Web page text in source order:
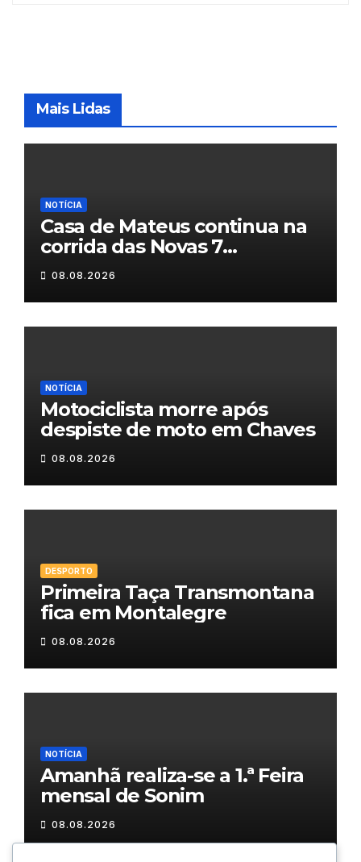
Mais Lidas
NOTÍCIA
Casa de Mateus continua na
corrida das Novas 7
Maravilhas de Portugal
08.08.2026
NOTÍCIA
Motociclista morre após
despiste de moto em Chaves
08.08.2026
DESPORTO
Primeira Taça Transmontana
fica em Montalegre
08.08.2026
NOTÍCIA
Amanhã realiza-se a 1.ª Feira
mensal de Sonim
08.08.2026